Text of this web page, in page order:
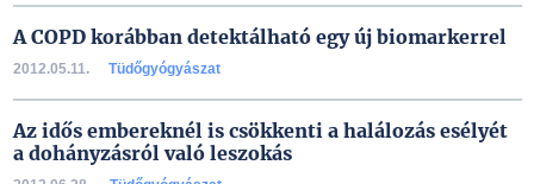
A COPD korábban detektálható egy új biomarkerrel
2012.05.11. Tüdőgyógyászat
Az idős embereknél is csökkenti a halálozás esélyét
a dohányzásról való leszokás